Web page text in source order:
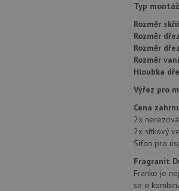
Typ
Rozměr
Rozměr
Rozměr
Rozměr
Hloubka
Výřez pro
Cena
2x
2x sítkový
Sifon pro
Fragranit
Franke je
se o
AUTORIZACE
Název
/
Název